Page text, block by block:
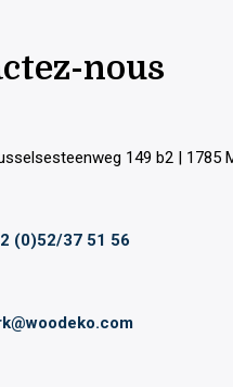
nous
149 b2 | 1785
(0)52/37 51 56